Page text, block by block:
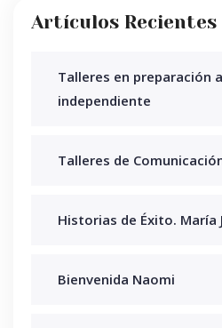
Artículos Recientes
Talleres en preparación
independiente
Talleres de
Historias de Éxito. María
Bienvenida Naomi